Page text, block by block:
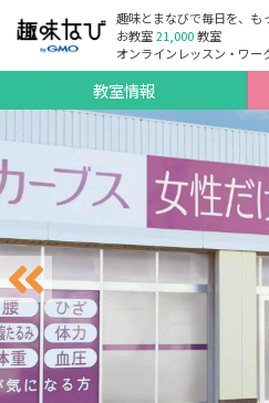
趣味とまなびで毎日を、も
お教室21,000教室
オンラインレッスン・ワ
教室情報